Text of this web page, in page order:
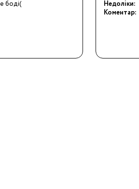
боді(
Недоліки:
Коментар: